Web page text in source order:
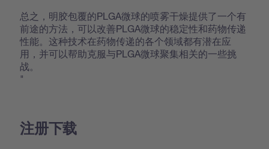
总之，明胶包覆的PLGA微球的喷雾干燥提供了一个有
前途的方法，可以改善PLGA微球的稳定性和药物传递
性能。这种技术在药物传递的各个领域都有潜在应
用，并可以帮助克服与PLGA微球聚集相关的一些挑
战。
"
注册下载